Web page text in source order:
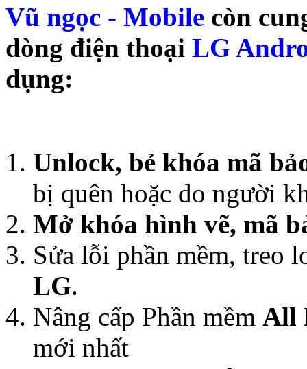
Vũ ngọc - Mobile còn
dòng điện thoại LG
dụng:
Unlock, bẻ khóa mã
bị quên hoặc do người
Mở khóa hình vẽ, mã
Sửa lỗi phần mềm, treo
LG.
Nâng cấp Phần mềm All
mới nhất